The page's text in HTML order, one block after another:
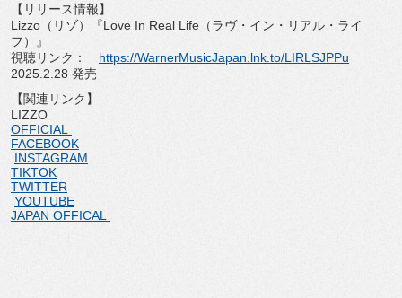
【リリース情報】
Lizzo（リゾ）『Love In Real Life（ラヴ・イン・リアル・ライ
フ）』
視聴リンク： https://WarnerMusicJapan.lnk. to/LIRLSJPPu
2025.2.28 発売
【関連リンク】
LIZZO
OFFICIAL
FACEBOOK
INSTAGRAM
TIKTOK
TWITTER
YOUTUBE
JAPAN OFFICAL